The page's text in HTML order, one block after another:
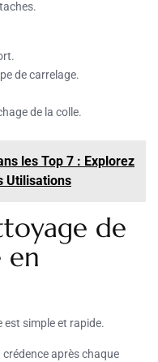
de carrelage.
de la colle.
les Top 7 : Explorez
Utilisations
de
en
est simple et rapide.
crédence après chaque